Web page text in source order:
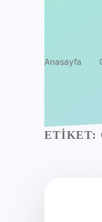
Anasayfa
ETIKET: